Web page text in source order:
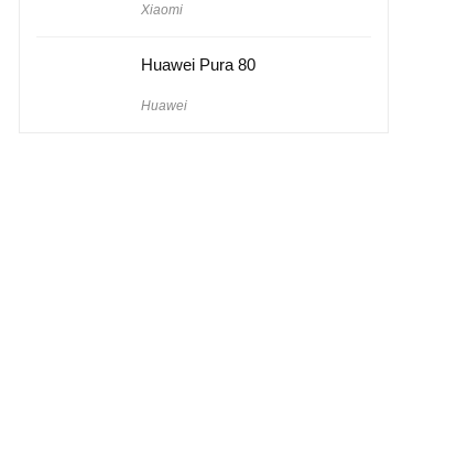
Xiaomi
Huawei Pura 80
Huawei